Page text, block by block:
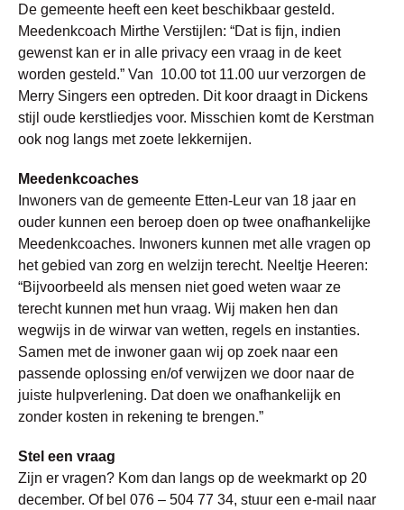
De gemeente heeft een keet beschikbaar gesteld.
Meedenkcoach Mirthe Verstijlen: “Dat is fijn, indien
gewenst kan er in alle privacy een vraag in de keet
worden gesteld.” Van 10.00 tot 11.00 uur verzorgen de
Merry Singers een optreden. Dit koor draagt in Dickens
stijl oude kerstliedjes voor. Misschien komt de Kerstman
ook nog langs met zoete lekkernijen.
Meedenkcoaches
Inwoners van de gemeente Etten-Leur van 18 jaar en
ouder kunnen een beroep doen op twee onafhankelijke
Meedenkcoaches. Inwoners kunnen met alle vragen op
het gebied van zorg en welzijn terecht. Neeltje Heeren:
“Bijvoorbeeld als mensen niet goed weten waar ze
terecht kunnen met hun vraag. Wij maken hen dan
wegwijs in de wirwar van wetten, regels en instanties.
Samen met de inwoner gaan wij op zoek naar een
passende oplossing en/of verwijzen we door naar de
juiste hulpverlening. Dat doen we onafhankelijk en
zonder kosten in rekening te brengen.”
Stel een vraag
Zijn er vragen? Kom dan langs op de weekmarkt op 20
december. Of bel 076 – 504 77 34, stuur een e-mail naar